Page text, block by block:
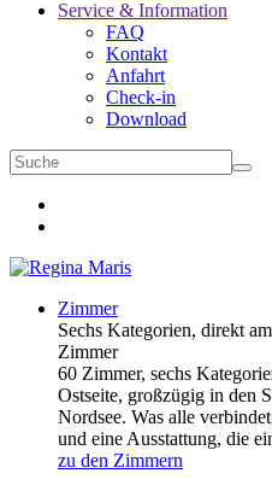
Service & Information
FAQ
Kontakt
Anfahrt
Check-in
Download
Zimmer
Sechs Kategorien, direkt
Zimmer
60 Zimmer, sechs
Ostseite, großzügig in den
Nordsee. Was alle
und eine Ausstattung, die
zu den Zimmern